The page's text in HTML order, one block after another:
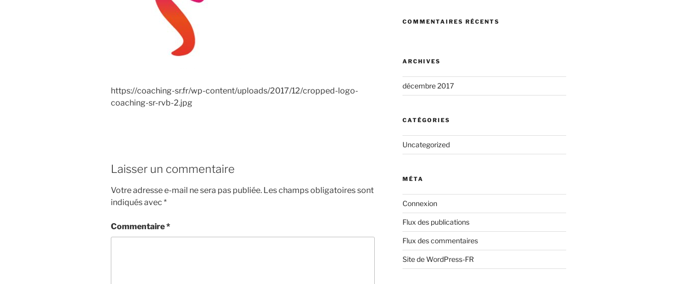
https://coaching-sr.fr/wp-content/uploads/2017/12/cropped-logo-
coaching-sr-rvb-2.jpg
Laisser un commentaire
Votre adresse e-mail ne sera pas publiée. Les champs obligatoires sont
indiqués avec *
Commentaire*
COMMENTAIRES RÉCENTS
ARCHIVES
décembre 2017
CATÉGORIES
Uncategorized
MÉTA
Connexion
Flux des publications
Flux des commentaires
Site de WordPress-FR